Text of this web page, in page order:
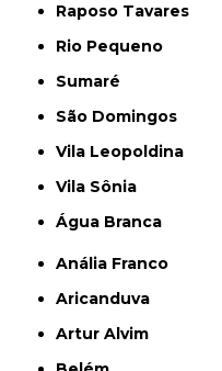
Raposo Tavares
Rio Pequeno
Sumaré
São Domingos
Vila Leopoldina
Vila Sônia
Água Branca
Anália Franco
Aricanduva
Artur Alvim